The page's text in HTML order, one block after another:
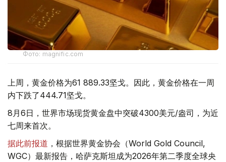
Фото: magnific.com
上周，黄金价格为61 889.33坚戈。因此，黄金价格在一周
内下跌了444.71坚戈。
8月6日，世界市场现货黄金盘中突破4300美元/盎司，为近
七周来首次。
据此前报道 ，根据世界黄金协会（World Gold Council,
WGC）最新报告，哈萨克斯坦成为2026年第二季度全球央